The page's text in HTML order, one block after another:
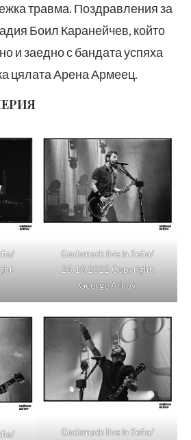
травма. Поздравления за
Боил Каранейчев, който
и заедно с бандата успяха
цялата Арена Армеец.
Godsmack live in Sofia/
25.10.2022 Copyright:
George Achov
Godsmack live in Sofia/